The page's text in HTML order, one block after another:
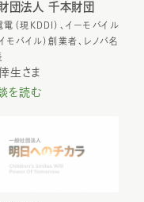
団法人 千本財団
（現KDDI）、イーモバイル
モバイル）創業者、レノバ名
生さま
を読む